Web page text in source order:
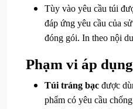
Tùy vào yêu cầu túi
đáp ứng yêu cầu của
đóng gói. In theo nội
Phạm vi áp
Túi tráng bạc được
phẩm có yêu cầu